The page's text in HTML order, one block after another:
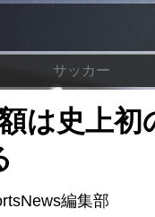
サッカー
は史上
編集部